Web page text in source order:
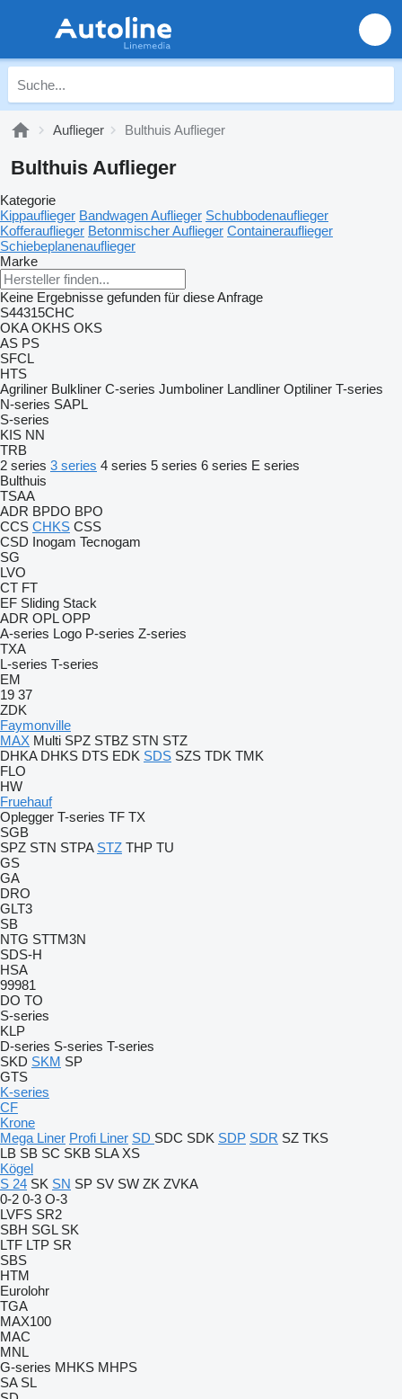
Auflieger Bulthuis Auflieger
Bulthuis Auflieger
Kategorie
Kippauflieger Bandwagen Auflieger Schubbodenauflieger
Kofferauflieger Betonmischer Auflieger Containerauflieger
Schiebeplanenauflieger
Marke
Keine Ergebnisse gefunden für diese Anfrage
S44315CHC
OKA OKHS OKS
AS PS
SFCL
HTS
Agriliner Bulkliner C-series Jumboliner Landliner Optiliner T-series
N-series SAPL
S-series
KIS NN
TRB
2 series 3 series 4 series 5 series 6 series E series
Bulthuis
TSAA
ADR BPDO BPO
CCS CHKS CSS
CSD Inogam Tecnogam
SG
LVO
CT FT
EF Sliding Stack
ADR OPL OPP
A-series Logo P-series Z-series
TXA
L-series T-series
EM
19 37
ZDK
Faymonville
MAX Multi SPZ STBZ STN STZ
DHKA DHKS DTS EDK SDS SZS TDK TMK
FLO
HW
Fruehauf
Oplegger T-series TF TX
SGB
SPZ STN STPA STZ THP TU
GS
GA
DRO
GLT3
SB
NTG STTM3N
SDS-H
HSA
99981
DO TO
S-series
KLP
D-series S-series T-series
SKD SKM SP
GTS
K-series
CF
Krone
Mega Liner Profi Liner SD SDC SDK SDP SDR SZ TKS
LB SB SC SKB SLA XS
Kögel
S 24 SK SN SP SV SW ZK ZVKA
0-2 0-3 O-3
LVFS SR2
SBH SGL SK
LTF LTP SR
SBS
HTM
Eurolohr
TGA
MAX100
MAC
MNL
G-series MHKS MHPS
SA SL